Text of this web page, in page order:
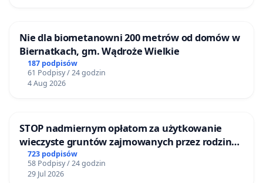
Nie dla biometanowni 200 metrów od domów w
Biernatkach, gm. Wądroże Wielkie
187 podpisów
61 Podpisy / 24 godzin
4 Aug 2026
STOP nadmiernym opłatom za użytkowanie
wieczyste gruntów zajmowanych przez rodzinne
ogrody działkowe.
723 podpisów
58 Podpisy / 24 godzin
29 Jul 2026